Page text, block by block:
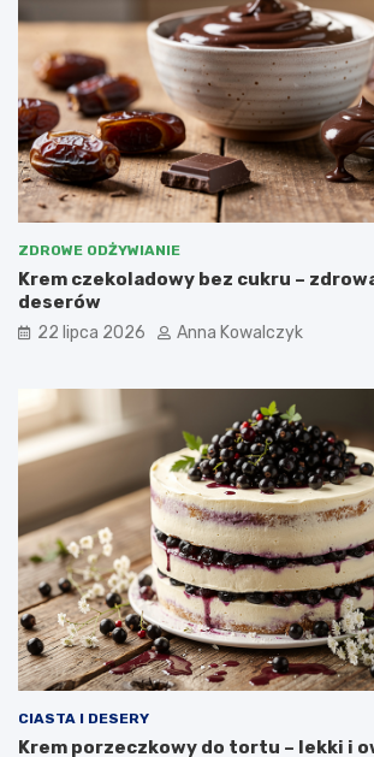
ZDROWE ODŻYWIANIE
Krem czekoladowy bez cukru –
deserów
22 lipca 2026 Anna Kowalczyk
CIASTA I DESERY
Krem porzeczkowy do tortu – lekki i